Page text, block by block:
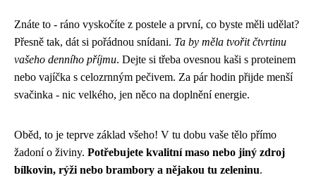
Znáte to - ráno vyskočíte z postele a první, co byste měli udělat?
Přesně tak, dát si pořádnou snídani. Ta by měla tvořit čtvrtinu
vašeho denního příjmu. Dejte si třeba ovesnou kaši s proteinem
nebo vajíčka s celozrnným pečivem. Za pár hodin přijde menší
svačinka - nic velkého, jen něco na doplnění energie.
Oběd, to je teprve základ všeho! V tu dobu vaše tělo přímo
žadoní o živiny. Potřebujete kvalitní maso nebo jiný zdroj
bílkovin, rýži nebo brambory a nějakou tu zeleninu.